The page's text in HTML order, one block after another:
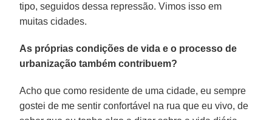
tipo, seguidos dessa repressão. Vimos isso em
muitas cidades.
As próprias condições de vida e o processo de
urbanização também contribuem?
Acho que como residente de uma cidade, eu sempre
gostei de me sentir confortável na rua que eu vivo, de